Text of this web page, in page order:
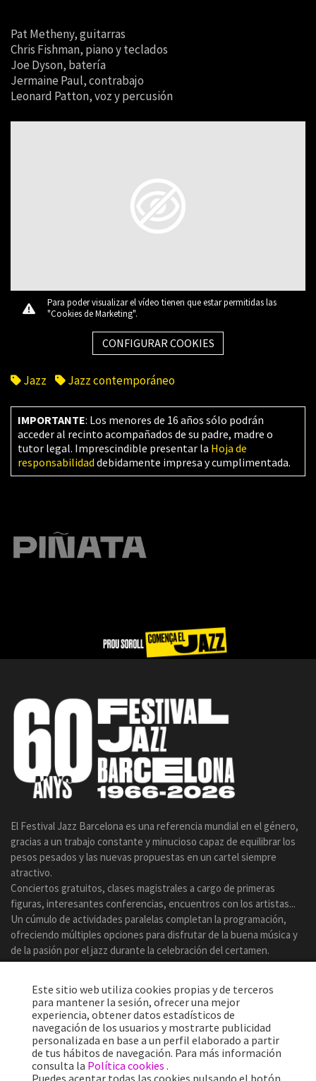
Pat Metheny, guitarras
Chris Fishman, piano y teclados
Joe Dyson, batería
Jermaine Paul, contrabajo
Leonard Patton, voz y percusión
Para poder visualizar el vídeo tienen que estar permitidas las
"Cookies de Marketing".
CONFIGURAR COOKIES
Jazz Jazz contemporáneo
IMPORTANTE: Los menores de 16 años sólo podrán
acceder al recinto acompañados de su padre, madre o
tutor legal. Imprescindible presentar la Hoja de
responsabilidad debidamente impresa y cumplimentada.
El Festival Jazz Barcelona es una referencia mundial en el género,
gracias a un trabajo constante y minucioso capaz de equilibrar los
pesos pesados y las nuevas propuestas en un cartel siempre
atractivo.
Conciertos gratuitos, clases magistrales a cargo de primeras
figuras, interesantes conferencias, encuentros con los artistas...
Un cúmulo de actividades paralelas completan la programación,
ofreciendo múltiples opciones para disfrutar de la buena música y
de la pasión por el jazz durante la celebración del certamen.
Este sitio web utiliza cookies propias y de terceros
para mantener la sesión, ofrecer una mejor
experiencia, obtener datos estadísticos de
navegación de los usuarios y mostrarte publicidad
personalizada en base a un perfil elaborado a partir
de tus hábitos de navegación. Para más información
consulta la Política cookies .
Puedes aceptar todas las cookies pulsando el botón